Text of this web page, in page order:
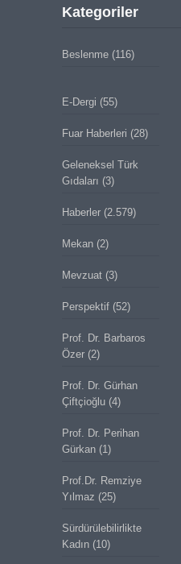
Kategoriler
Beslenme(116)
E-Dergi (55)
Fuar Haberleri (28)
Geleneksel Türk
Gıdaları (3)
Haberler(2.579)
Mekan(2)
Mevzuat(3)
Perspektif(52)
Prof. Dr. Barbaros
Özer(2)
Prof. Dr. Gürhan
Çiftçioğlu(4)
Prof. Dr. Perihan
Gürkan(1)
Prof.Dr. Remziye
Yılmaz (25)
Sürdürülebilirlikte
Kadın(10)